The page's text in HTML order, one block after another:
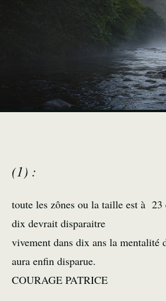
(1) :
toute les zônes ou la taille est à 23
dix devrait disparaitre
vivement dans dix ans la mentalité
aura enfin disparue.
COURAGE PATRICE